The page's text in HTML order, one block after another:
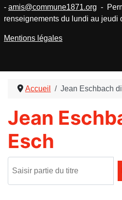
Accueil Jean Eschbach
Jean
Esch
- amis@commune1871.org -
renseignements du lundi au jeudi
Mentions légales